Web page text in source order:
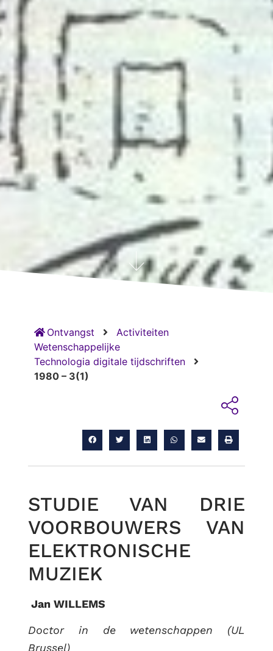
Ontvangst
Activiteiten
Wetenschappelijke
Technologia digitale tijdschriften
1980 – 3(1)
STUDIE VAN DRIE
VOORBOUWERS VAN
ELEKTRONISCHE
MUZIEK
Jan WILLEMS
Doctor in de wetenschappen (UL
Brussel)